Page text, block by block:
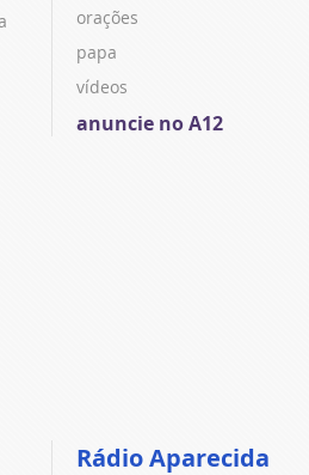
orações
papa
vídeos
anuncie no A12
Rádio Aparecida